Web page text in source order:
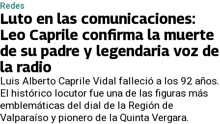
Redes
Luto en las comunicaciones:
Leo Caprile confirma la muerte
de su padre y legendaria voz de
la radio
Luis Alberto Caprile Vidal falleció a los 92 años.
El histórico locutor fue una de las figuras más
emblemáticas del dial de la Región de
Valparaíso y pionero de la Quinta Vergara.